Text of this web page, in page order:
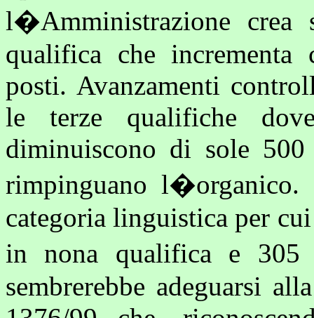
l�Amministrazione
qualifica che incrementa
posti. Avanzamenti
le terze qualifiche
diminuiscono di sole
rimpinguano l�organico.
categoria linguistica per
in nona qualifica e 305
sembrerebbe adeguarsi